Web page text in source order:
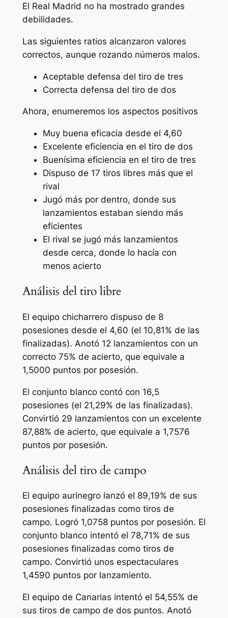
El Real Madrid no ha mostrado grandes
debilidades.
Las siguientes ratios alcanzaron valores
correctos, aunque rozando números malos.
Aceptable defensa del tiro de tres
Correcta defensa del tiro de dos
Ahora, enumeremos los aspectos positivos
Muy buena eficacia desde el 4,60
Excelente eficiencia en el tiro de dos
Buenísima eficiencia en el tiro de tres
Dispuso de 17 tiros libres más que el
rival
Jugó más por dentro, donde sus
lanzamientos estaban siendo más
eficientes
El rival se jugó más lanzamientos
desde cerca, donde lo hacía con
menos acierto
Análisis del tiro libre
El equipo chicharrero dispuso de 8
posesiones desde el 4,60 (el 10,81% de las
finalizadas). Anotó 12 lanzamientos con un
correcto 75% de acierto, que equivale a
1,5000 puntos por posesión.
El conjunto blanco contó con 16,5
posesiones (el 21,29% de las finalizadas).
Convirtió 29 lanzamientos con un excelente
87,88% de acierto, que equivale a 1,7576
puntos por posesión.
Análisis del tiro de campo
El equipo aurinegro lanzó el 89,19% de sus
posesiones finalizadas como tiros de
campo. Logró 1,0758 puntos por posesión. El
conjunto blanco intentó el 78,71% de sus
posesiones finalizadas como tiros de
campo. Convirtió unos espectaculares
1,4590 puntos por lanzamiento.
El equipo de Canarias intentó el 54,55% de
sus tiros de campo de dos puntos. Anotó